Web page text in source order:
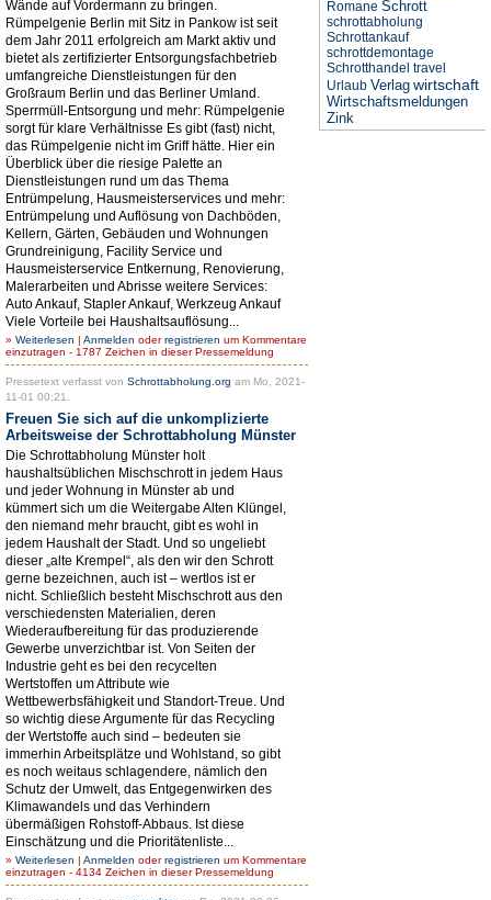
Wände auf Vordermann zu bringen.
Rümpelgenie Berlin mit Sitz in Pankow ist seit
dem Jahr 2011 erfolgreich am Markt aktiv und
bietet als zertifizierter Entsorgungsfachbetrieb
umfangreiche Dienstleistungen für den
Großraum Berlin und das Berliner Umland.
Sperrmüll-Entsorgung und mehr: Rümpelgenie
sorgt für klare Verhältnisse Es gibt (fast) nicht,
das Rümpelgenie nicht im Griff hätte. Hier ein
Überblick über die riesige Palette an
Dienstleistungen rund um das Thema
Entrümpelung, Hausmeisterservices und mehr:
Entrümpelung und Auflösung von Dachböden,
Kellern, Gärten, Gebäuden und Wohnungen
Grundreinigung, Facility Service und
Hausmeisterservice Entkernung, Renovierung,
Malerarbeiten und Abrisse weitere Services:
Auto Ankauf, Stapler Ankauf, Werkzeug Ankauf
Viele Vorteile bei Haushaltsauflösung...
» Weiterlesen | Anmelden oderregistrieren um Kommentare
einzutragen - 1787 Zeichen in dieser Pressemeldung
Pressetext verfasst von Schrottabholung.org am Mo, 2021-
11-01 00:21.
Freuen Sie sich auf die unkomplizierte
Arbeitsweise der Schrottabholung Münster
Die Schrottabholung Münster holt
haushaltsüblichen Mischschrott in jedem Haus
und jeder Wohnung in Münster ab und
kümmert sich um die Weitergabe Alten Klüngel,
den niemand mehr braucht, gibt es wohl in
jedem Haushalt der Stadt. Und so ungeliebt
dieser „alte Krempel“, als den wir den Schrott
gerne bezeichnen, auch ist – wertlos ist er
nicht. Schließlich besteht Mischschrott aus den
verschiedensten Materialien, deren
Wiederaufbereitung für das produzierende
Gewerbe unverzichtbar ist. Von Seiten der
Industrie geht es bei den recycelten
Wertstoffen um Attribute wie
Wettbewerbsfähigkeit und Standort-Treue. Und
so wichtig diese Argumente für das Recycling
der Wertstoffe auch sind – bedeuten sie
immerhin Arbeitsplätze und Wohlstand, so gibt
es noch weitaus schlagendere, nämlich den
Schutz der Umwelt, das Entgegenwirken des
Klimawandels und das Verhindern
übermäßigen Rohstoff-Abbaus. Ist diese
Einschätzung und die Prioritätenliste...
» Weiterlesen | Anmelden oderregistrieren um Kommentare
einzutragen - 4134 Zeichen in dieser Pressemeldung
Romane Schrott
schrottabholung
Schrottankauf
schrottdemontage
Schrotthandel travel
Urlaub Verlag wirtschaft
Wirtschaftsmeldungen
Zink